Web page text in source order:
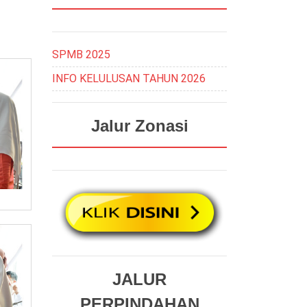
SPMB 2025
INFO KELULUSAN TAHUN 2026
Jalur Zonasi
JALUR